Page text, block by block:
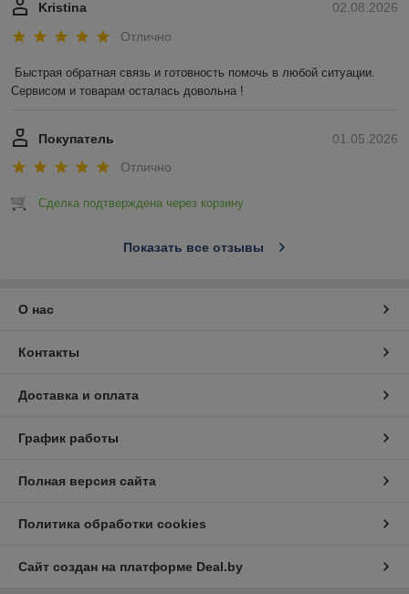
02.08.2026
Kristina
Отлично
Быстрая обратная связь и готовность помочь в любой ситуации.
Сервисом и товарам осталась довольна !
01.05.2026
Покупатель
Отлично
Сделка подтверждена через корзину
Показать все отзывы
О нас
Контакты
Доставка и оплата
График работы
Полная версия сайта
Политика обработки cookies
Сайт создан на платформе Deal.by